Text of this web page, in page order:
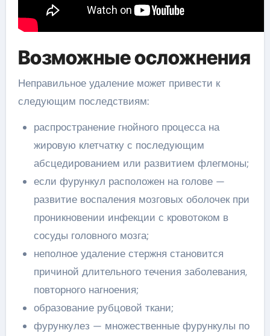
Возможные осложнения
Неправильное удаление может привести к
следующим последствиям:
распространение гнойного процесса на
жировую клетчатку с последующим
абсцедированием или развитием флегмоны;
если фурункул расположен на голове —
развитие воспаления мозговых оболочек при
проникновении инфекции с кровотоком в
сосуды головного мозга;
неполное удаление стержня становится
причиной длительного течения заболевания,
повторного нагноения;
образование рубцовой ткани;
фурункулез — множественные фурункулы по